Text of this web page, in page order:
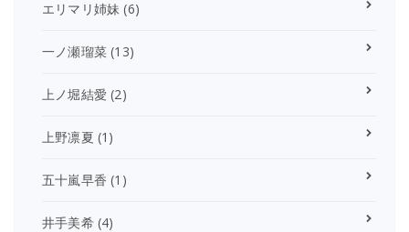
エリマリ姉妹 (6)
一ノ瀬瑠菜 (13)
上ノ堀結愛 (2)
上野凛夏 (1)
五十嵐早香 (1)
井手美希(4)